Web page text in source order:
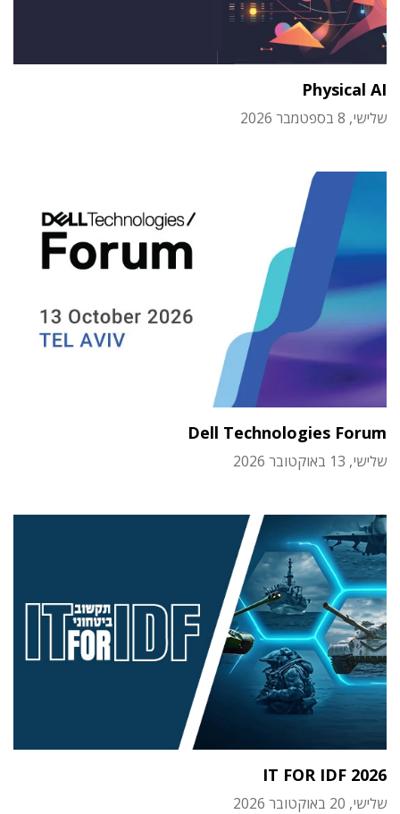
Physical AI
שלישי, 8 בספטמבר 2026
Dell Technologies Forum
שלישי, 13 באוקטובר 2026
IT FOR IDF 2026
שלישי, 20 באוקטובר 2026